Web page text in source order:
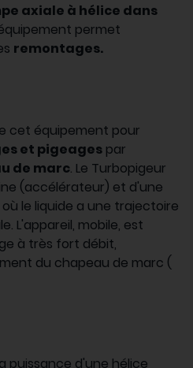
axiale à hélice dans
permet
remontages.
cet équipement pour
et pigeages par
de marc. Le Turbopigeur
(accélérateur) et d'une
le liquide a une trajectoire
L'appareil, mobile, est
à très fort débit,
du chapeau de marc (
puissance d'une hélice